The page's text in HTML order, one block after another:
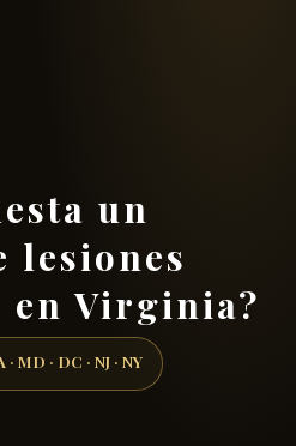
un
lesiones
en Virginia?
· MD · DC · NJ · NY